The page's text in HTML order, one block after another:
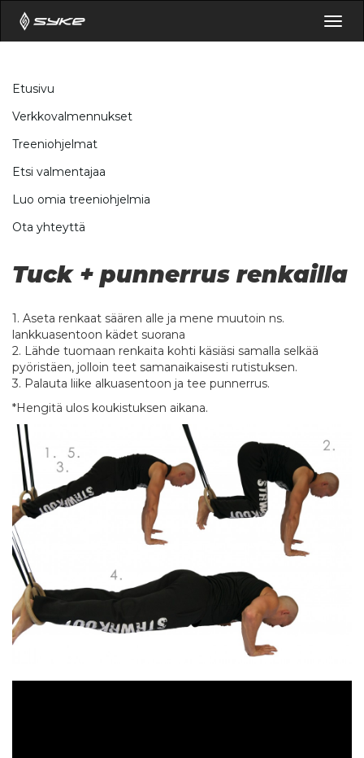
Etusivu
Verkkovalmennukset
Treeniohjelmat
Etsi valmentajaa
Luo omia treeniohjelmia
Ota yhteyttä
Tuck + punnerrus renkailla
1. Aseta renkaat säären alle ja mene muutoin ns.
lankkuasentoon kädet suorana
2. Lähde tuomaan renkaita kohti käsiäsi samalla selkää
pyöristäen, jolloin teet samanaikaisesti rutistuksen.
3. Palauta liike alkuasentoon ja tee punnerrus.
*Hengitä ulos koukistuksen aikana.